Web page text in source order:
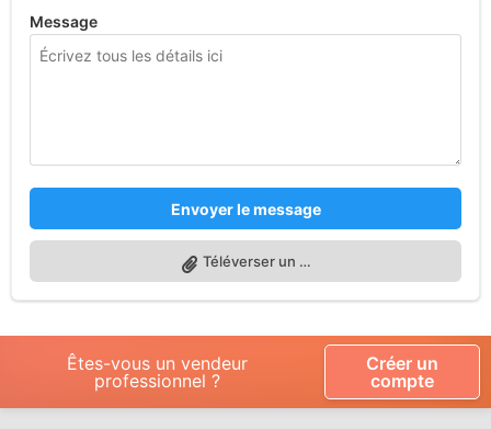
Message
Envoyer le message
Téléverser un fichier
Êtes-vous un vendeur
professionnel ?
Créer un
compte